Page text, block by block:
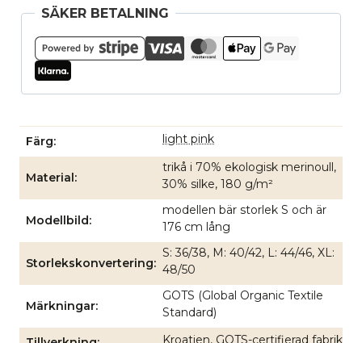
SÄKER BETALNING
Färg light pink
Material
trikå i 70% ekologisk merinoull,
30% silke, 180 g/m²
Modellbild
modellen bär storlek S och är
176 cm lång
Storlekskonvertering
S: 36/38, M: 40/42, L: 44/46, XL:
48/50
Märkningar
GOTS (Global Organic Textile
Standard)
Kroatien, GOTS-certifierad fabrik